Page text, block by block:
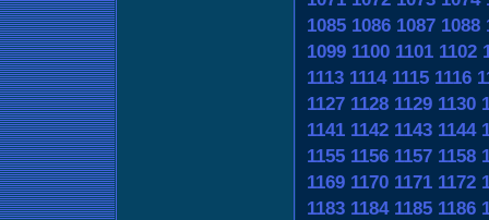
1085 1086 1087 1088
1099 1100 1101 1102
1113 1114 1115 1116
1127 1128 1129 1130
1141 1142 1143 1144
1155 1156 1157 1158
1169 1170 1171 1172
1183 1184 1185 1186